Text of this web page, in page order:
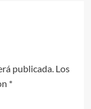
publicada. Los
*